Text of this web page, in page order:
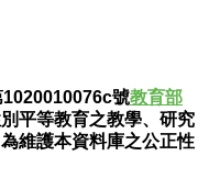
1020010076c號教育部
平等教育之教學、研究
維護本資料庫之公正性